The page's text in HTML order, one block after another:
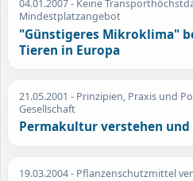
04.01.2007- Keine
Mindestplatzangebot
"Günstigeres Mikroklima"
Tieren in Europa
21.05.2001 - Prinzipien, Praxis und
Gesellschaft
Permakultur verstehen und
19.03.2004- Pflanzenschutzmittel